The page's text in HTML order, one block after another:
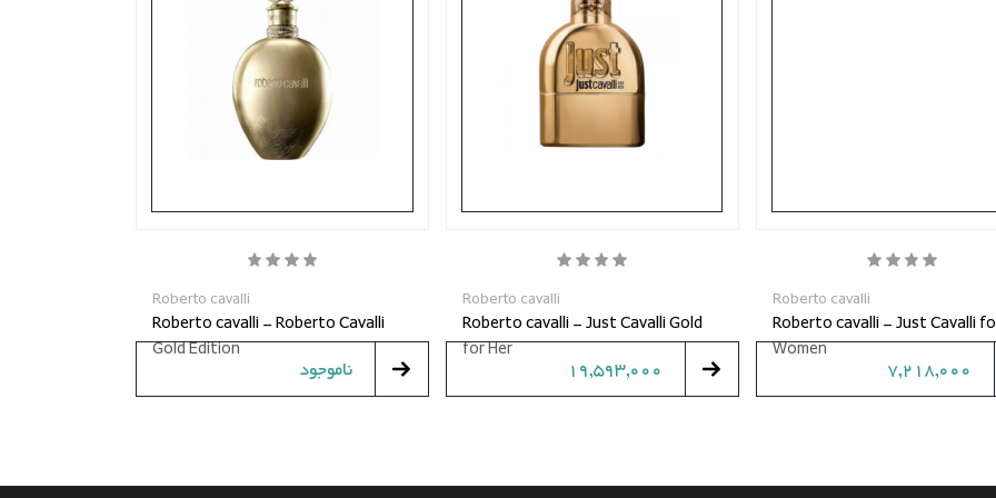
Roberto cavalli
Roberto cavalli - Roberto Cavalli
Gold Edition
ناموجود
Roberto cavalli
Roberto cavalli - Just Cavalli Gold
for Her
19,593,000
Roberto cavalli
Roberto cavalli - Just Cavalli
Women
7,218,000